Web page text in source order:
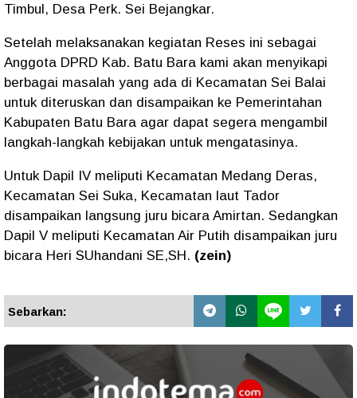
Timbul, Desa Perk. Sei Bejangkar.
Setelah melaksanakan kegiatan Reses ini sebagai
Anggota DPRD Kab. Batu Bara kami akan menyikapi
berbagai masalah yang ada di Kecamatan Sei Balai
untuk diteruskan dan disampaikan ke Pemerintahan
Kabupaten Batu Bara agar dapat segera mengambil
langkah-langkah kebijakan untuk mengatasinya.
Untuk Dapil IV meliputi Kecamatan Medang Deras,
Kecamatan Sei Suka, Kecamatan laut Tador
disampaikan langsung juru bicara Amirtan. Sedangkan
Dapil V meliputi Kecamatan Air Putih disampaikan juru
bicara Heri SUhandani SE,SH. (zein)
Sebarkan: